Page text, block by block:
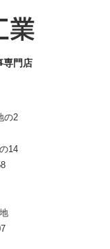
専門店
の2
14